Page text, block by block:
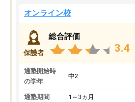
オンライン校
保護者
総合評価
3.4
通塾開始時
の学年
中2
通塾期間 1～3ヵ月